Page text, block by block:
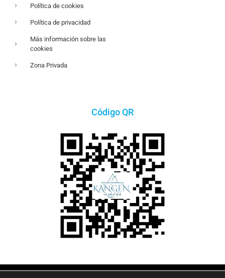
Política de cookies
Política de privacidad
Más información sobre las
cookies
Zona Privada
Código QR